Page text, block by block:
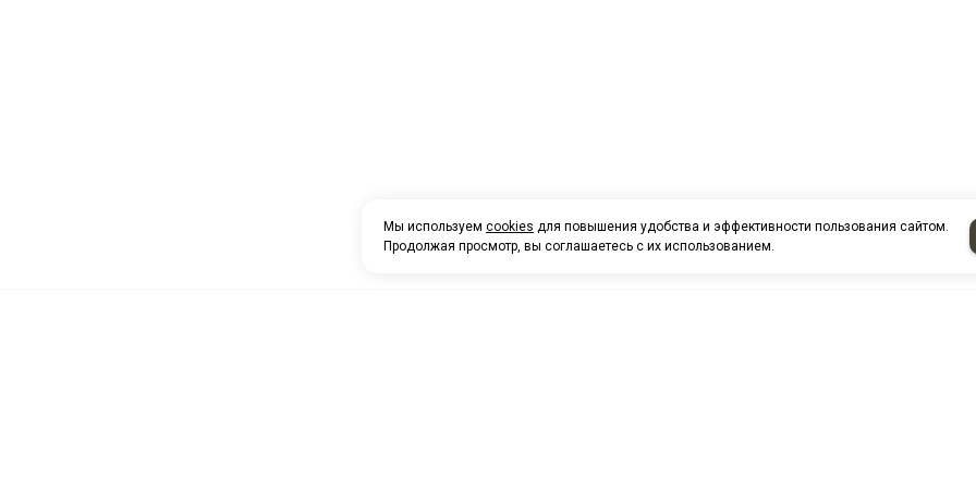
Мы используем cookies для повышения удобства и эффективности пользования сайтом.
Продолжая просмотр, вы соглашаетесь с их использованием.